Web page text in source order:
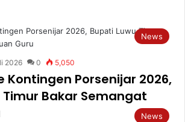
News
2026 0 5,050
Kontingen Porsenijar 2026,
Timur Bakar Semangat
News